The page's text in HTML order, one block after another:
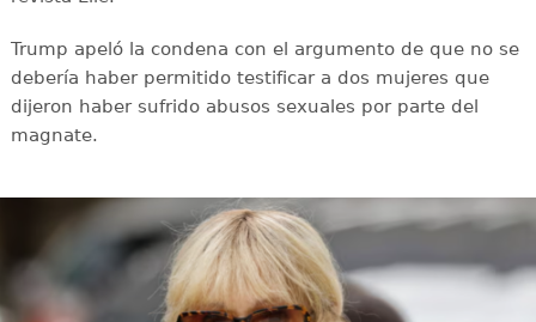
Trump apeló la condena con el argumento de que no se
debería haber permitido testificar a dos mujeres que
dijeron haber sufrido abusos sexuales por parte del
magnate.